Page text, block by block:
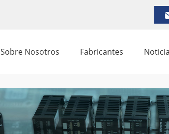
Sobre Nosotros Fabricantes